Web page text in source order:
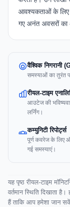
आवश्यकताओं के लिए
गए अनंत अवसरों
वैश्विक
समस्याओं का तुरंत
रीयल-टाइम
आउटेज की
लर्निंग।
कम्युनिटी रिपोर्ट्स
पूर्ण कवरेज के लिए
गई समस्याएं।
यह पृष्ठ रीयल-टाइम
वर्तमान स्थिति दिखाता
हैं ताकि आप हमेशा जान सकें